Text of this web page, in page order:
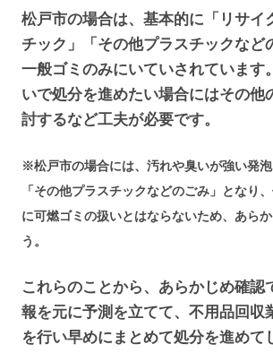
松戸市の場合は、基本的に「リサイ
チック」「その他プラスチックなど
一般ゴミのみにいていされています
いで処分を進めたい場合にはその他
討するなど工夫が必要です。
※松戸市の場合には、汚れや臭いが強い発
「その他プラスチックなどのごみ」となり
に可燃ゴミの扱いとはならないため、あら
う。
これらのことから、あらかじめ確認
報を元に予測を立てて、不用品回収
を行い早めにまとめて処分を進めて